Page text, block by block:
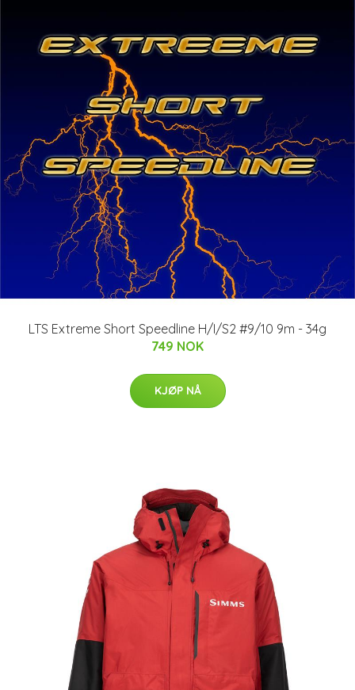
LTS Extreme Short Speedline H/I/S2 #9/10 9m - 34g
749 NOK
KJØP NÅ